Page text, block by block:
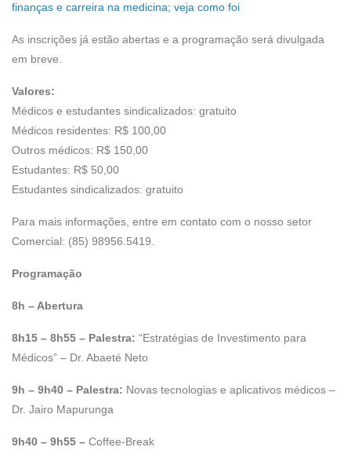
finanças e carreira na medicina; veja como foi
As inscrições já estão abertas e a programação será divulgada
em breve.
Valores:
Médicos e estudantes sindicalizados: gratuito
Médicos residentes: R$ 100,00
Outros médicos: R$ 150,00
Estudantes: R$ 50,00
Estudantes sindicalizados: gratuito
Para mais informações, entre em contato com o nosso setor
Comercial: (85) 98956.5419.
Programação
8h – Abertura
8h15 – 8h55 – Palestra: “Estratégias de Investimento para
Médicos” – Dr. Abaeté Neto
9h – 9h40 – Palestra: Novas tecnologias e aplicativos médicos –
Dr. Jairo Mapurunga
9h40 – 9h55 – Coffee-Break